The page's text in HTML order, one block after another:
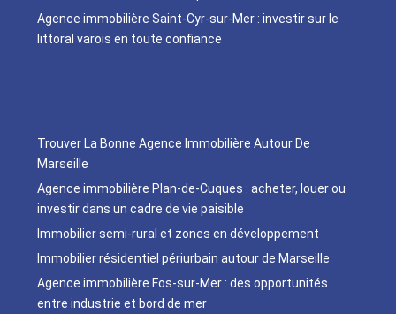
Agence immobilière Saint-Cyr-sur-Mer : investir sur le
littoral varois en toute confiance
Trouver La Bonne Agence Immobilière Autour De
Marseille
Agence immobilière Plan-de-Cuques : acheter, louer ou
investir dans un cadre de vie paisible
Immobilier semi-rural et zones en développement
Immobilier résidentiel périurbain autour de Marseille
Agence immobilière Fos-sur-Mer : des opportunités
entre industrie et bord de mer